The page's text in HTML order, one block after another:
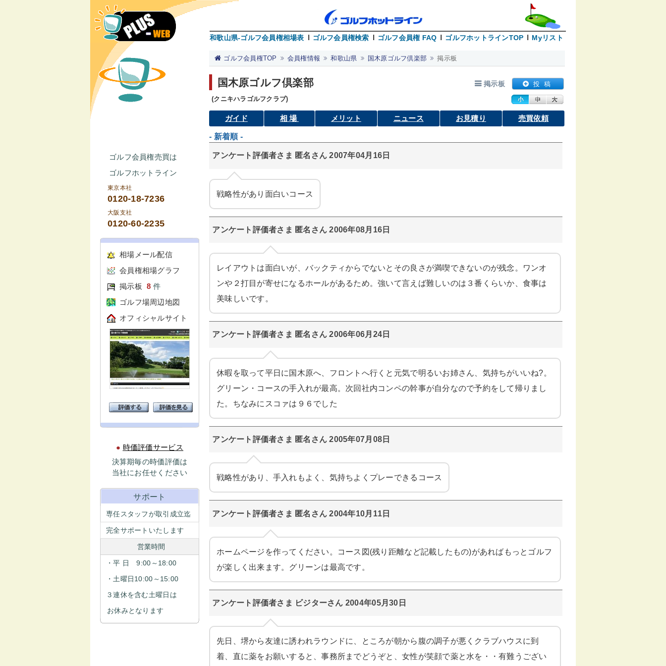
和歌山県-ゴルフ会員権相場表 ゴルフ会員権検索 ゴルフ会員権 FAQ ゴルフホットラインTOP Myリスト
ゴルフ会員権売買は
ゴルフホットライン
東京本社
0120-18-7236
大阪支社
0120-60-2235
相場メール配信
会員権相場グラフ
掲示板
8 件
ゴルフ場周辺地図
オフィシャルサイト
● 時価評価サービス
決算期毎の時価評価は
当社にお任せください
サポート
専任スタッフが取引成立迄
完全サポートいたします
営業時間
・平 日 9:00～18:00
・土曜日10:00～15:00
３連休を含む土曜日は
お休みとなります
ゴルフ会員権TOP 会員権情報 和歌山県 国木原ゴルフ倶楽部 掲示板
国木原ゴルフ倶楽部 掲示板 投 稿
(クニキハラゴルフクラブ)
ガイド 相場 メリット ニュース お見積り 売買依頼
- 新着順 -
アンケート評価者さま 匿名さん 2007年04月16日
戦略性があり面白いコース
アンケート評価者さま 匿名さん 2006年08月16日
レイアウトは面白いが、バックティからでないとその良さが満喫できないのが残念。ワンオ
ンや２打目が寄せになるホールがあるため。強いて言えば難しいのは３番くらいか、食事は
美味しいです。
アンケート評価者さま 匿名さん 2006年06月24日
休暇を取って平日に国木原へ、フロントへ行くと元気で明るいお姉さん、気持ちがいいね?。
グリーン・コースの手入れが最高。次回社内コンペの幹事が自分なので予約をして帰りまし
た。ちなみにスコァは９６でした
アンケート評価者さま 匿名さん 2005年07月08日
戦略性があり、手入れもよく、気持ちよくプレーできるコース
アンケート評価者さま 匿名さん 2004年10月11日
ホームページを作ってください。コース図(残り距離など記載したもの)があればもっとゴルフ
が楽しく出来ます。グリーンは最高です。
アンケート評価者さま ビジターさん 2004年05月30日
先日、堺から友達に誘われラウンドに、ところが朝から腹の調子が悪くクラブハウスに到
着、直に薬をお願いすると、事務所までどうぞと、女性が笑顔で薬と水を・・有難うござい